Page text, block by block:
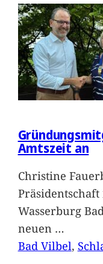
Amtszeit an
Christine
Wasserburg
neuen …
Bad Vilbel,